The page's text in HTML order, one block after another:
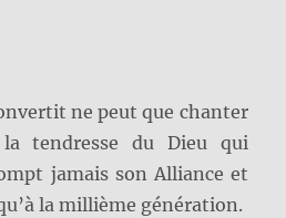
ne peut que chanter
tendresse du Dieu qui
jamais son Alliance et
la millième génération.